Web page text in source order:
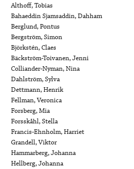
Althoff, Tobias
Bahaeddin Sjamsaddin, Dahham
Berglund, Pontus
Bergström, Simon
Björkstén, Claes
Bäckström-Toivanen, Jenni
Colliander-Nyman, Nina
Dahlström, Sylva
Dettmann, Henrik
Fellman, Veronica
Forsberg, Mia
Forsskåhl, Stella
Francis-Ehnholm, Harriet
Grandell, Viktor
Hammarberg, Johanna
Hellberg, Johanna